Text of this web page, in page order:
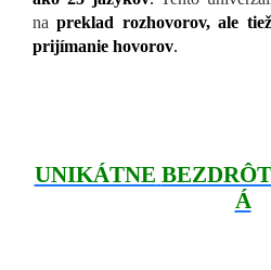
napreklad rozhovorov, ale
prijímanie hovorov.
UNIKÁTNE
Á